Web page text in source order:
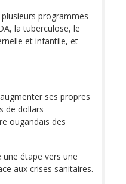
programmes
la tuberculose, le
et infantile, et
ses propres
de dollars
ougandais des
étape vers une
aux crises sanitaires.